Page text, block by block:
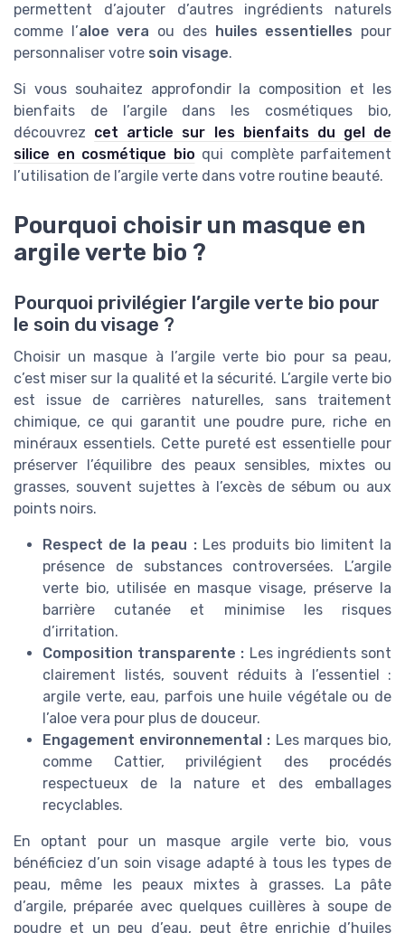
permettent d’ajouter d’autres ingrédients naturels
comme l’aloe vera ou des huiles essentielles pour
personnaliser votre soin visage.
Si vous souhaitez approfondir la composition et les
bienfaits de l’argile dans les cosmétiques bio,
découvrez cet article sur les bienfaits du gel de
silice en cosmétique bio qui complète parfaitement
l’utilisation de l’argile verte dans votre routine beauté.
Pourquoi choisir un masque en
argile verte bio ?
Pourquoi privilégier l’argile verte bio pour
le soin du visage ?
Choisir un masque à l’argile verte bio pour sa peau,
c’est miser sur la qualité et la sécurité. L’argile verte bio
est issue de carrières naturelles, sans traitement
chimique, ce qui garantit une poudre pure, riche en
minéraux essentiels. Cette pureté est essentielle pour
préserver l’équilibre des peaux sensibles, mixtes ou
grasses, souvent sujettes à l’excès de sébum ou aux
points noirs.
Respect de la peau :Les produits bio limitent la
présence de substances controversées. L’argile
verte bio, utilisée en masque visage, préserve la
barrière cutanée et minimise les risques
d’irritation.
Composition transparente : Les ingrédients sont
clairement listés, souvent réduits à l’essentiel :
argile verte, eau, parfois une huile végétale ou de
l’aloe vera pour plus de douceur.
Engagement environnemental : Les marques bio,
comme Cattier, privilégient des procédés
respectueux de la nature et des emballages
recyclables.
En optant pour un masque argile verte bio, vous
bénéficiez d’un soin visage adapté à tous les types de
peau, même les peaux mixtes à grasses. La pâte
d’argile, préparée avec quelques cuillères à soupe de
poudre et un peu d’eau, peut être enrichie d’huiles